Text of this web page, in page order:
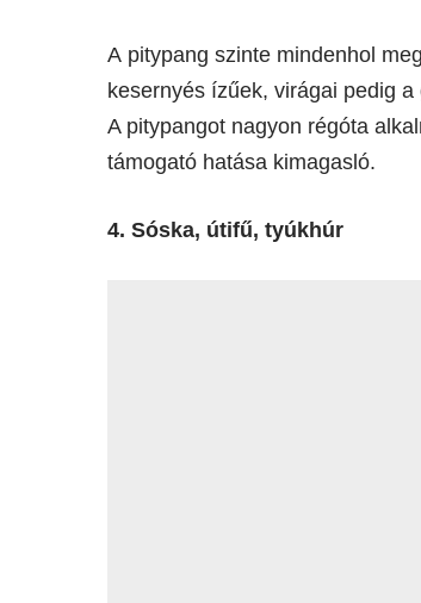
A pitypang szinte mindenhol
kesernyés ízűek, virágai pedig
A pitypangot nagyon régóta
támogató hatása kimagasló.
4. Sóska, útifű, tyúkhúr